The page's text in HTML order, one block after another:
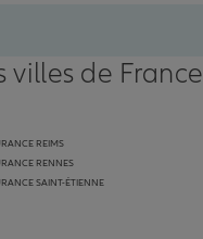
villes de France
REIMS
RENNES
SAINT-ÉTIENNE